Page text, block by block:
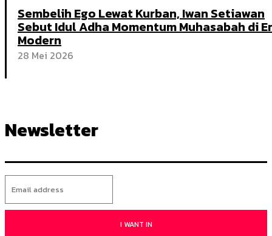
Sembelih Ego Lewat Kurban, Iwan Setiawan
Sebut Idul Adha Momentum Muhasabah di
Modern
28 Mei 2026
Newsletter
I WANT IN